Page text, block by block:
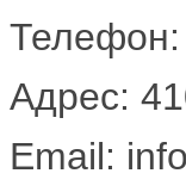
Телефон:
Адрес:
Email: